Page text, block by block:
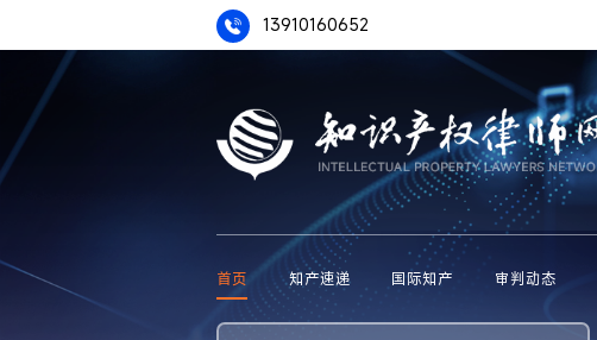
13910160652
首页 知产速递 国际知产 审判动态